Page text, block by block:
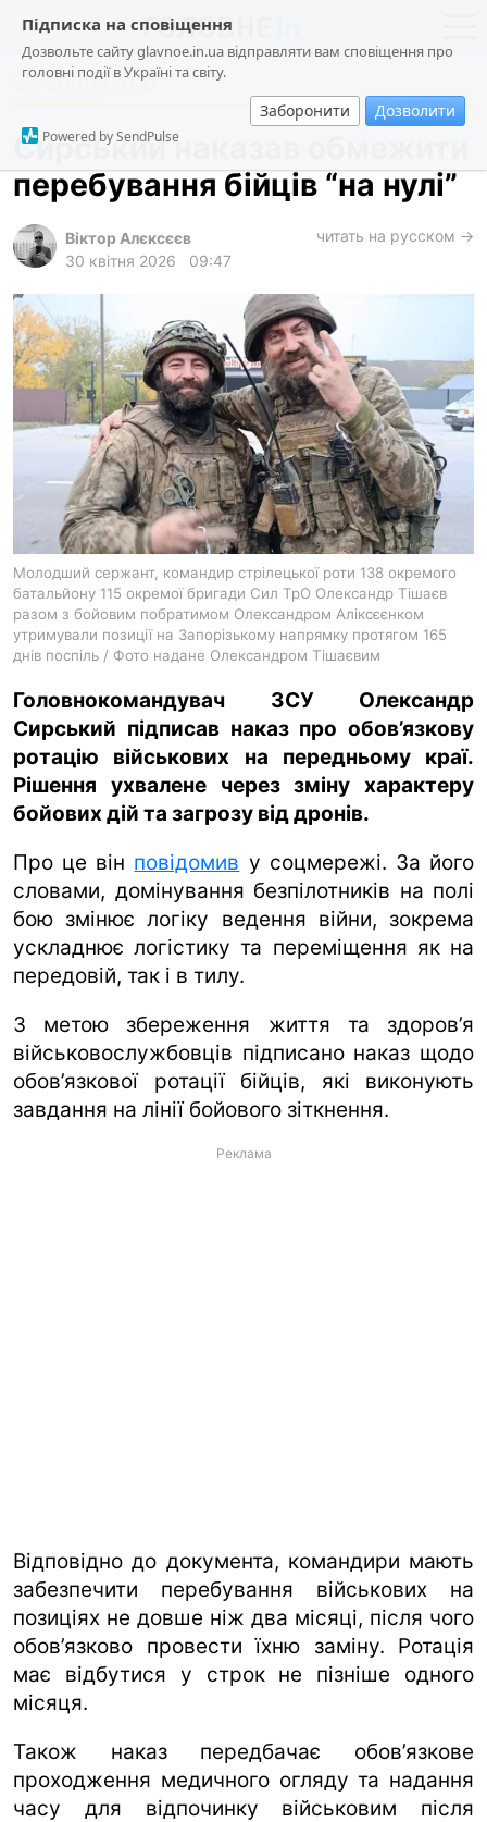
Підписка на сповіщення
Дозвольте сайту glavnoe.in.ua відправляти вам сповіщення про
головні події в Україні та світу.
Заборонити Дозволити
Powered by SendPulse
новини
про проєкт
суспільство
події
кримінал
спорт
лонгріди
харків
архів
gambling
ru en
Суспільство
Сирський наказав обмежити
перебування бійців “на нулі”
Віктор Алєксєєв
30 квітня 2026
09:47
читать на русском →
Молодший сержант, командир стрілецької роти 138 окремого
батальйону 115 окремої бригади Сил ТрО Олександр Тішаєв
разом з бойовим побратимом Олександром Аліксєєнком
утримували позиції на Запорізькому напрямку протягом 165
днів поспіль / Фото надане Олександром Тішаєвим
Головнокомандувач ЗСУ Олександр
Сирський підписав наказ про обов’язкову
ротацію військових на передньому краї.
Рішення ухвалене через зміну характеру
бойових дій та загрозу від дронів.
Про це він повідомив у соцмережі. За його
словами, домінування безпілотників на полі
бою змінює логіку ведення війни, зокрема
ускладнює логістику та переміщення як на
передовій, так і в тилу.
З метою збереження життя та здоров’я
військовослужбовців підписано наказ щодо
обов’язкової ротації бійців, які виконують
завдання на лінії бойового зіткнення.
Реклама
Відповідно до документа, командири мають
забезпечити перебування військових на
позиціях не довше ніж два місяці, після чого
обов’язково провести їхню заміну. Ротація
має відбутися у строк не пізніше одного
місяця.
Також наказ передбачає обов’язкове
проходження медичного огляду та надання
часу для відпочинку військовим після